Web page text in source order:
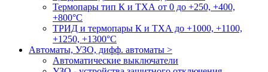
Термопары тип К и ТХА от 0 до +250, +400,
+800°C
ТРИД и термопары К и ТХА до +1000, +1100,
+1250, +1300°C
Автоматы, УЗО, дифф. автоматы >
Автоматические выключатели